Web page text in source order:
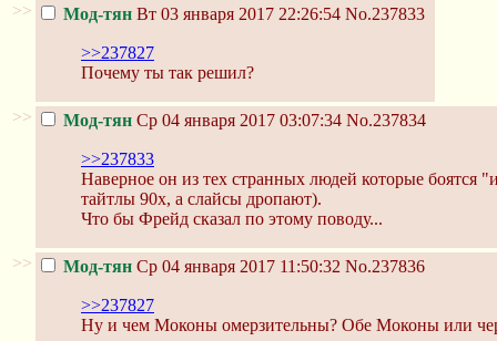
>> Мод-тян Вт 03 января 2017 22:26:54 No.237833
>>237827
Почему ты так решил?
>> Мод-тян Ср 04 января 2017 03:07:34 No.237834
>>237833
Наверное он из тех странных людей которые боятся
тайтлы 90х, а слайсы дропают).
Что бы Фрейд сказал по этому поводу...
>> Мод-тян Ср 04 января 2017 11:50:32 No.237836
>>237827
Ну и чем Моконы омерзительны? Обе Моконы или